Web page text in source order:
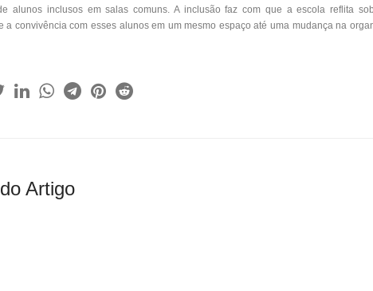
alunos inclusos em salas comuns. A inclusão faz com que a escola reflita
a convivência com esses alunos em um mesmo espaço até uma mudança na
Artigo